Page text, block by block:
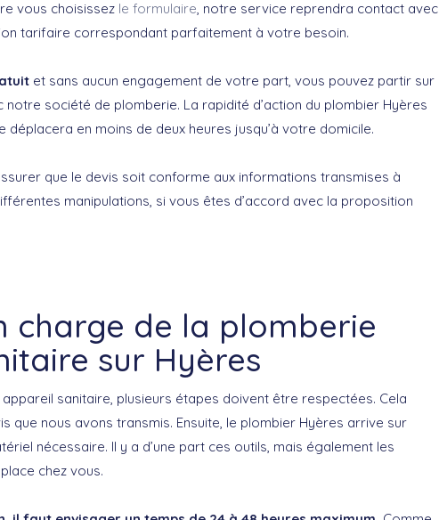
vous choisissez le formulaire, notre service reprendra contact avec
tarifaire correspondant parfaitement à votre besoin.
et sans aucun engagement de votre part, vous pouvez partir sur
société de plomberie. La rapidité d’action du plombier Hyères
en moins de deux heures jusqu’à votre domicile.
que le devis soit conforme aux informations transmises à
manipulations, si vous êtes d’accord avec la proposition
charge de la plomberie
sur Hyères
appareil sanitaire, plusieurs étapes doivent être respectées. Cela
que nous avons transmis. Ensuite, le plombier Hyères arrive sur
nécessaire. Il y a d’une part ces outils, mais également les
chez vous.